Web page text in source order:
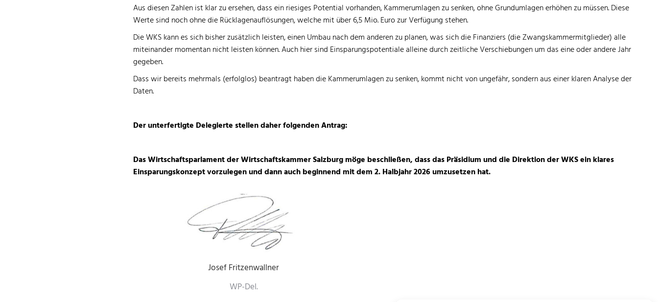
Aus diesen Zahlen ist klar zu ersehen, dass ein riesiges Potential vorhanden, Kammerumlagen zu senken, ohne Grundumlagen erhöhen zu müssen. Diese
Werte sind noch ohne die Rücklagenauflösungen, welche mit über 6,5 Mio. Euro zur Verfügung stehen.
Die WKS kann es sich bisher zusätzlich leisten, einen Umbau nach dem anderen zu planen, was sich die Finanziers (die Zwangskammermitglieder) alle
miteinander momentan nicht leisten können. Auch hier sind Einsparungspotentiale alleine durch zeitliche Verschiebungen um das eine oder andere Jahr
gegeben.
Dass wir bereits mehrmals (erfolglos) beantragt haben die Kammerumlagen zu senken, kommt nicht von ungefähr, sondern aus einer klaren Analyse der
Daten.
Der unterfertigte Delegierte stellen daher folgenden Antrag:
Das Wirtschaftsparlament der Wirtschaftskammer Salzburg möge beschließen, dass das Präsidium und die Direktion der WKS ein klares
Einsparungskonzept vorzulegen und dann auch beginnend mit dem 2. Halbjahr 2026 umzusetzen hat.
Josef Fritzenwallner
WP-Del.